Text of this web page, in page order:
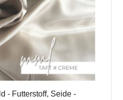
- Futterstoff, Seide -